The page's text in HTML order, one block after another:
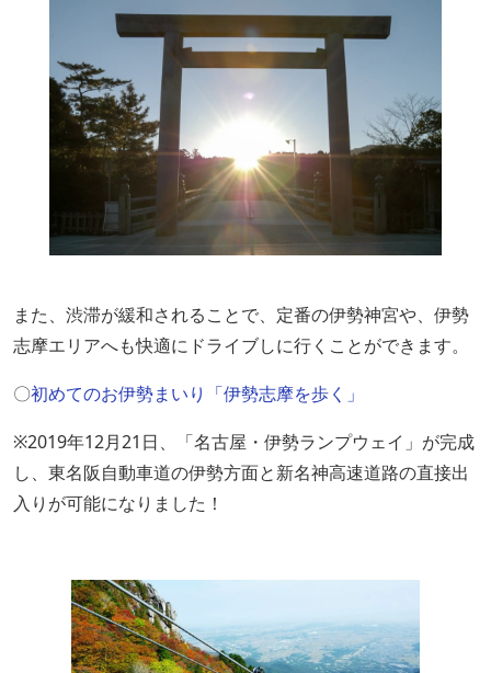
また、渋滞が緩和されることで、定番の伊勢神宮や、伊勢
志摩エリアへも快適にドライブしに行くことができます。
〇初めてのお伊勢まいり「伊勢志摩を歩く」
※2019年12月21日、「名古屋・伊勢ランプウェイ」が完成
し、東名阪自動車道の伊勢方面と新名神高速道路の直接出
入りが可能になりました！